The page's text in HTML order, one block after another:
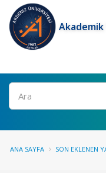
Ara
ANA SAYFA SON EKLENEN